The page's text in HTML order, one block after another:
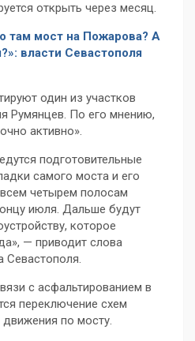
открыть через месяц.
там мост на Пожарова? А
власти Севастополя
один из участков
Румянцев. По его мнению,
активно».
подготовительные
самого моста и его
четырем полосам
июля. Дальше будут
которое
— приводит слова
Севастополя.
с асфальтированием в
переключение схем
по мосту.